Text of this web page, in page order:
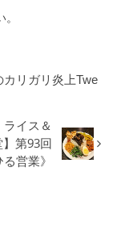
リガリ炎上Twe
イス＆
第93回
営業》